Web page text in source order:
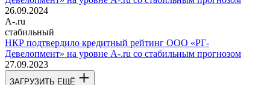
26.09.2024
A-.ru
стабильный
НКР подтвердило кредитный рейтинг ООО «РГ-
Девелопмент» на уровне A-.ru со стабильным прогнозом
27.09.2023
ЗАГРУЗИТЬ ЕЩЁ